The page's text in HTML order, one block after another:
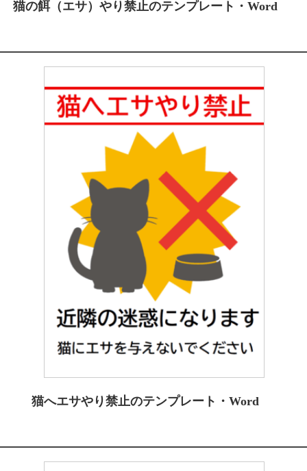
猫の餌（エサ）やり禁止のテンプレート・Word
猫へエサやり禁止のテンプレート・Word